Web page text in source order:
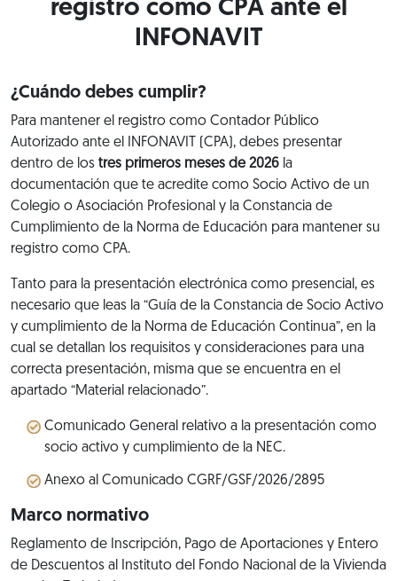
registro como CPA ante el
INFONAVIT
¿Cuándo debes cumplir?
Para mantener el registro como Contador Público
Autorizado ante el INFONAVIT (CPA), debes presentar
dentro de los tres primeros meses de 2026 la
documentación que te acredite como Socio Activo de un
Colegio o Asociación Profesional y la Constancia de
Cumplimiento de la Norma de Educación para mantener su
registro como CPA.
Tanto para la presentación electrónica como presencial, es
necesario que leas la “Guía de la Constancia de Socio Activo
y cumplimiento de la Norma de Educación Continua”, en la
cual se detallan los requisitos y consideraciones para una
correcta presentación, misma que se encuentra en el
apartado “Material relacionado”.
Comunicado General relativo a la presentación como
socio activo y cumplimiento de la NEC.
Anexo al Comunicado CGRF/GSF/2026/2895
Marco normativo
Reglamento de Inscripción, Pago de Aportaciones y Entero
de Descuentos al Instituto del Fondo Nacional de la Vivienda